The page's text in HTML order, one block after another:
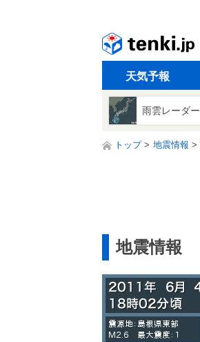
天気予報
雨雲レーダー
トップ 地震情報
地震情報